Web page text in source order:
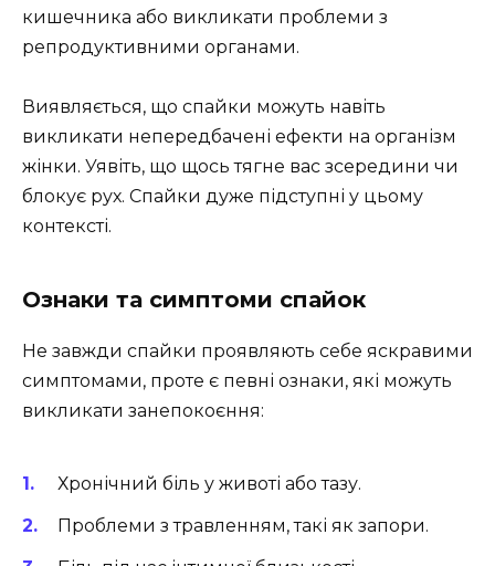
кишечника або викликати проблеми з
репродуктивними органами.
Виявляється, що спайки можуть навіть
викликати непередбачені ефекти на організм
жінки. Уявіть, що щось тягне вас зсередини чи
блокує рух. Спайки дуже підступні у цьому
контексті.
Ознаки та симптоми спайок
Не завжди спайки проявляють себе яскравими
симптомами, проте є певні ознаки, які можуть
викликати занепокоєння:
Хронічний біль у животі або тазу.
Проблеми з травленням, такі як запори.